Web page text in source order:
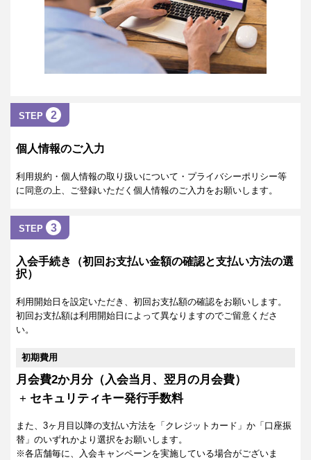
STEP 2
個人情報のご入力
利用規約・個人情報の取り扱いについて・プライバシーポリシー等
に同意の上、ご登録いただく個人情報のご入力をお願いします。
STEP 3
入会手続き（初回お支払い金額の確認と支払い方法の選
択）
利用開始日を設定いただき、初回お支払額の確認をお願いします。
初回お支払額は利用開始日によって異なりますのでご留意くださ
い。
初期費用
月会費2か月分（入会当月、翌月の月会費）
+ セキュリティキー発行手数料
また、3ヶ月目以降の支払い方法を「クレジットカード」か「口座振
替」のいずれかより選択をお願いします。
※各店舗毎に、入会キャンペーンを実施している場合がございま